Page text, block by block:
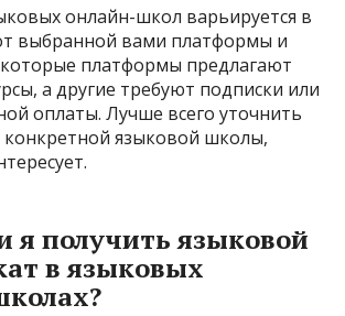
онлайн-школ варьируется в
выбранной вами платформы и
платформы предлагают
а другие требуют подписки или
оплаты. Лучше всего уточнить
конкретной языковой школы,
я получить языковой
в языковых